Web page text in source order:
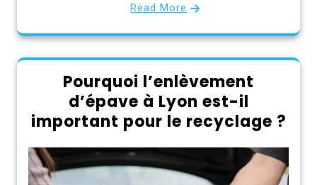
Read More
Pourquoi l’enlèvement
d’épave à Lyon est-il
important pour le recyclage ?